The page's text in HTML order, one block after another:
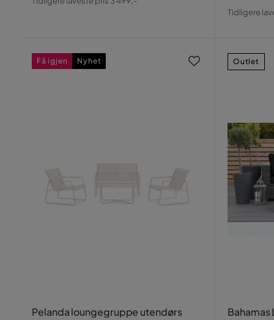
Pris
Tidligere
Pelanda loungegruppe utendørs
Få igjen Nyhet Outlet